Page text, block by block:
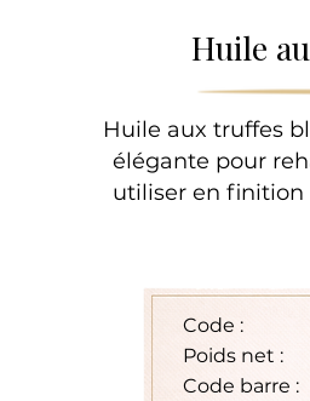
Huile
Huile aux truffes
élégante pour
utiliser en finition
Code :
Poids net :
Code barre :